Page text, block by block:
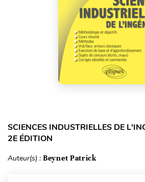
SCIENCES INDUSTRIELLES DE
2E ÉDITION
Auteur(s) : Beynet Patrick